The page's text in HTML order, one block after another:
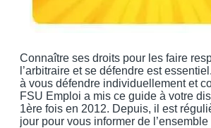
Connaître ses droits pour les faire
l’arbitraire et se défendre est
à vous défendre individuellement et
FSU Emploi a mis ce guide à votre
1ère fois en 2012. Depuis, il est
jour pour vous informer de